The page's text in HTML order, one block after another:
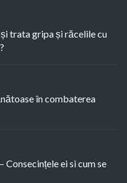
trata gripa și răcelile cu
în combaterea
ei si cum se